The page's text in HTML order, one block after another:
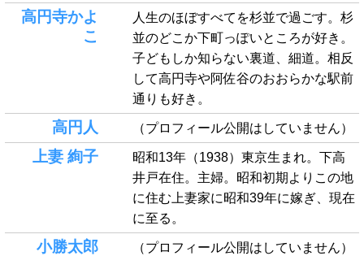
高円寺かよ
こ
人生のほぼすべてを杉並で過ごす。杉
並のどこか下町っぽいところが好き。
子どもしか知らない裏道、細道。相反
して高円寺や阿佐谷のおおらかな駅前
通りも好き。
高円人 （プロフィール公開はしていません）
上妻 絢子
昭和13年（1938）東京生まれ。下高
井戸在住。主婦。昭和初期よりこの地
に住む上妻家に昭和39年に嫁ぎ、現在
に至る。
小勝太郎 （プロフィール公開はしていません）